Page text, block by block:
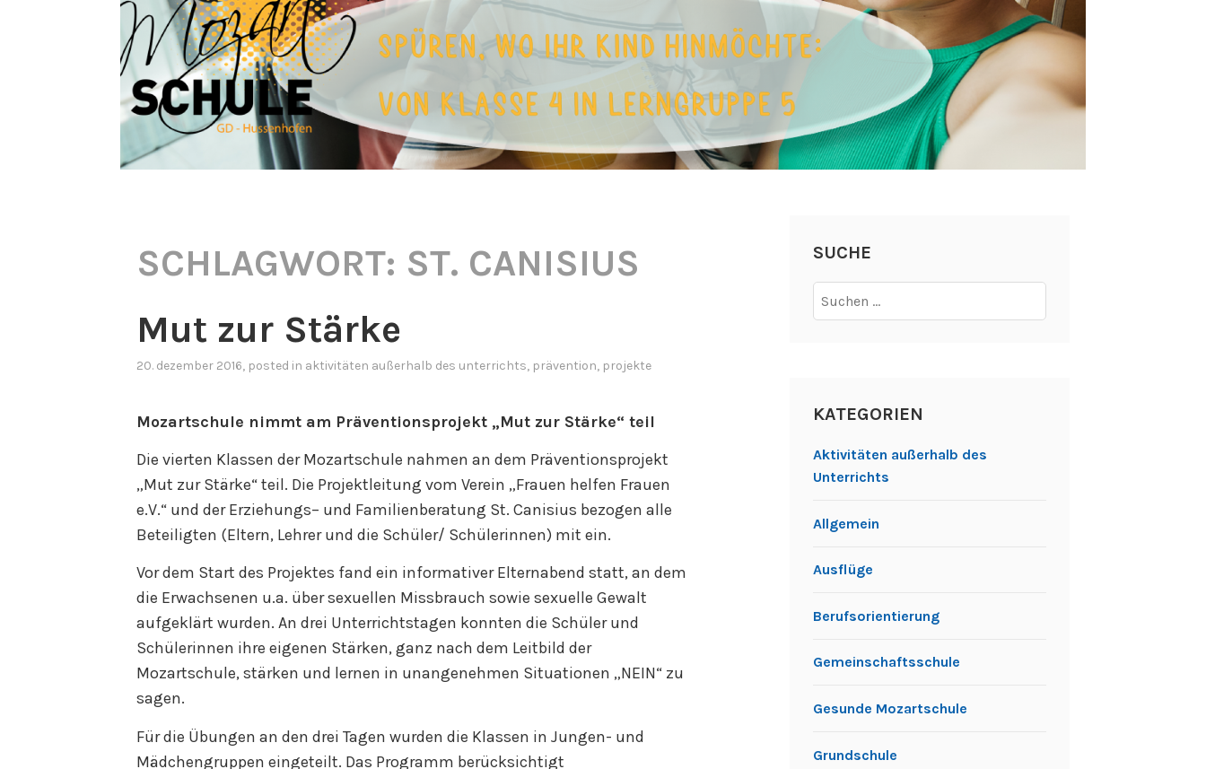
SCHLAGWORT: ST. CANISIUS
Mut zur Stärke
20. dezember 2016, posted in aktivitäten außerhalb des unterrichts, prävention, projekte
Mozartschule nimmt am Präventionsprojekt „Mut zur Stärke“ teil
Die vierten Klassen der Mozartschule nahmen an dem Präventionsprojekt
„Mut zur Stärke“ teil. Die Projektleitung vom Verein „Frauen helfen Frauen
e.V.“ und der Erziehungs– und Familienberatung St. Canisius bezogen alle
Beteiligten (Eltern, Lehrer und die Schüler/ Schülerinnen) mit ein.
Vor dem Start des Projektes fand ein informativer Elternabend statt, an dem
die Erwachsenen u.a. über sexuellen Missbrauch sowie sexuelle Gewalt
aufgeklärt wurden. An drei Unterrichtstagen konnten die Schüler und
Schülerinnen ihre eigenen Stärken, ganz nach dem Leitbild der
Mozartschule, stärken und lernen in unangenehmen Situationen „NEIN“ zu
sagen.
Für die Übungen an den drei Tagen wurden die Klassen in Jungen- und
Mädchengruppen eingeteilt. Das Programm berücksichtigt
SUCHE
nach:
KATEGORIEN
Aktivitäten außerhalb des
Unterrichts
Allgemein
Ausflüge
Berufsorientierung
Gemeinschaftsschule
Gesunde Mozartschule
Grundschule